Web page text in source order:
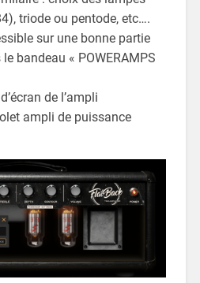
triode ou pentode, etc….
sur une bonne partie
bandeau « POWERAMPS
de l’ampli
ampli de puissance